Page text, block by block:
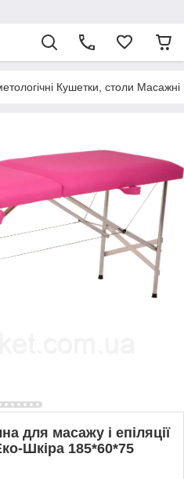
Кушетки, столи Масажні
для масажу і епіляції
Шкіра 185*60*75